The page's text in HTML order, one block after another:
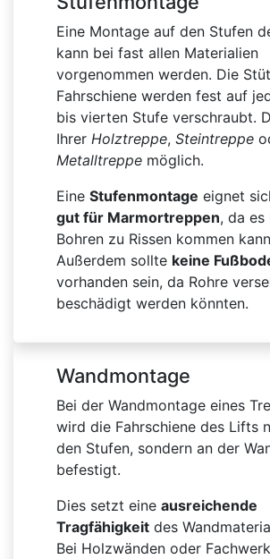
Eine Montage auf den Stufen
kann bei fast allen Materialien
vorgenommen werden. Die
Fahrschiene werden fest auf
bis vierten Stufe verschraubt.
Ihrer Holztreppe, Steintreppe
Metalltreppe möglich.
Eine Stufenmontage eignet
gut für Marmortreppen, da es
Bohren zu Rissen kommen
Außerdem sollte keine
vorhanden sein, da Rohre
beschädigt werden könnten.
Wandmontage
Bei der Wandmontage eines
wird die Fahrschiene des Lifts
den Stufen, sondern an der
befestigt.
Dies setzt eine ausreichende
Tragfähigkeit des
Bei Holzwänden oder